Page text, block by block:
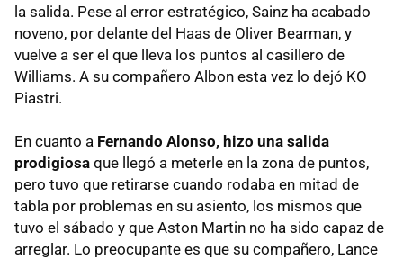
la salida. Pese al error estratégico, Sainz ha acabado
noveno, por delante del Haas de Oliver Bearman, y
vuelve a ser el que lleva los puntos al casillero de
Williams. A su compañero Albon esta vez lo dejó KO
Piastri.
En cuanto a Fernando Alonso, hizo una salida
prodigiosa que llegó a meterle en la zona de puntos,
pero tuvo que retirarse cuando rodaba en mitad de
tabla por problemas en su asiento, los mismos que
tuvo el sábado y que Aston Martin no ha sido capaz de
arreglar. Lo preocupante es que su compañero, Lance